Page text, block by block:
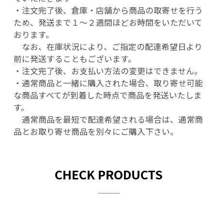
・注文完了後、倉庫・店舗から商品の取寄せを行う
ため、発送まで１〜２週間ほどお時間をいただいて
おります。
なお、在庫状況により、ご指定の配達希望日より
前に発送することもございます。
・注文完了後、お支払い方法の変更はできません。
・通常商品と一緒に購入された場合、取り寄せ可能
な商品すべてが到着した時点で商品を発送いたしま
す。
通常商品を最短で配達希望される場合は、通常商
品とお取り寄せ商品を別々にご購入下さい。
CHECK PRODUCTS